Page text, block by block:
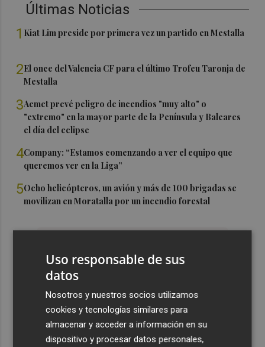
Últimas Noticias
1 Kiat Lim preside por primera vez un partido en Mestalla
2El once del Valencia CF para el último Trofeu Taronja de
Mestalla
3Aemet prevé peligro de incendios "muy alto" o
"extremo" en la mayor parte de la Península y Baleares
el día del eclipse
4Company: “Estamos comenzando a ver el equipo que
queremos ver en la Liga”
5Ocho helicópteros, un avión y más de 100 brigadas se
movilizan en Moratalla por un incendio forestal
Uso responsable de sus
datos
Nosotros y nuestros socios utilizamos
cookies y tecnologías similares para
almacenar y acceder a información en su
dispositivo y procesar datos personales,